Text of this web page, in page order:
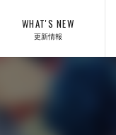
WHAT'S NEW
更新情報